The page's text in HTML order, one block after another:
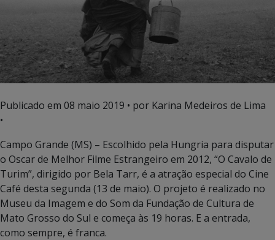
Publicado em 08 maio 2019 • por Karina Medeiros de Lima
•
Campo Grande (MS) – Escolhido pela Hungria para disputar
o Oscar de Melhor Filme Estrangeiro em 2012, “O Cavalo de
Turim”, dirigido por Bela Tarr, é a atração especial do Cine
Café desta segunda (13 de maio). O projeto é realizado no
Museu da Imagem e do Som da Fundação de Cultura de
Mato Grosso do Sul e começa às 19 horas. E a entrada,
como sempre, é franca.